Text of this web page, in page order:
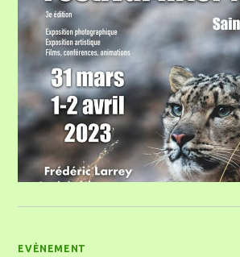
EVÈNEMENT